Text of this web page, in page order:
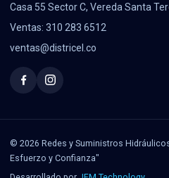
Casa 55 Sector C, Vereda Santa
Ventas: 310 283 6512
ventas@districel.co
© 2026 Redes y Suministros
Esfuerzo y Confianza"